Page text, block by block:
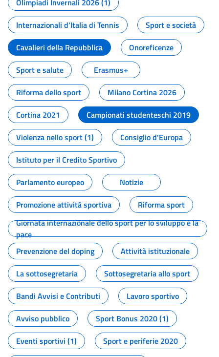
Olimpiadi Invernali 2026 (1)
Internazionali d'Italia di Tennis
Sport e società
Cavalieri della Repubblica
Onoreficenze
Sport e salute
Erasmus+
Riforma dello sport
Milano Cortina 2026
Cortina 2021
Campionati studenteschi 2019
Violenza nello sport (1)
Consiglio d'Europa
Istituto per il Credito Sportivo
Parlamento europeo
Notizie
Promozione attività sportiva
Riforma sport
Giornata internazionale dello sport per lo sviluppo e la
pace
Prevenzione del doping
Attività istituzionale
La sottosegretaria
Sottosegretaria allo sport
Bandi Avvisi e Contributi
Lavoro sportivo
Avviso pubblico
Sport Bonus 2020 (1)
Eventi sportivi (1)
Sport e periferie 2020